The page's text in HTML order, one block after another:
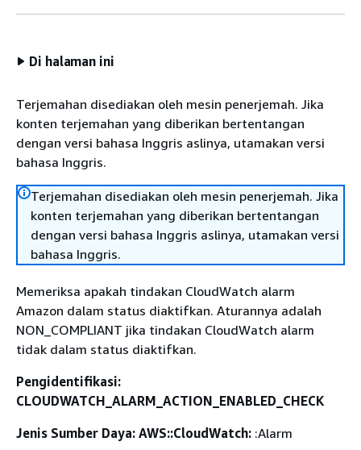
Di halaman ini
Terjemahan disediakan oleh mesin penerjemah. Jika
konten terjemahan yang diberikan bertentangan
dengan versi bahasa Inggris aslinya, utamakan versi
bahasa Inggris.
Terjemahan disediakan oleh mesin penerjemah. Jika
konten terjemahan yang diberikan bertentangan
dengan versi bahasa Inggris aslinya, utamakan versi
bahasa Inggris.
Memeriksa apakah tindakan CloudWatch alarm
Amazon dalam status diaktifkan. Aturannya adalah
NON_COMPLIANT jika tindakan CloudWatch alarm
tidak dalam status diaktifkan.
Pengidentifikasi:
CLOUDWATCH_ALARM_ACTION_ENABLED_CHECK
Jenis Sumber Daya: AWS::CloudWatch: :Alarm